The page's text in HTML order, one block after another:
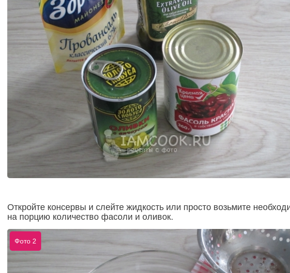
Откройте консервы и слейте жидкость или просто возьмите
на порцию количество фасоли и оливок.
Фото 2